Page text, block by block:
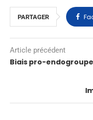
PARTAGER
Article précédent
Biais pro-endogroupe